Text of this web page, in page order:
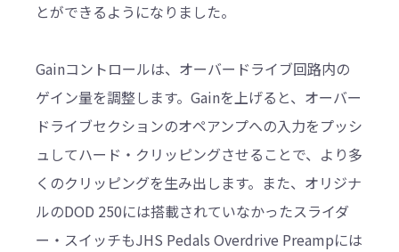
とができるようになりました。
Gainコントロールは、オーバードライブ回路内の
ゲイン量を調整します。Gainを上げると、オーバー
ドライブセクションのオペアンプへの入力をプッシ
ュしてハード・クリッピングさせることで、より多
くのクリッピングを生み出します。また、オリジナ
ルのDOD 250には搭載されていなかったスライダ
ー・スイッチもJHS Pedals Overdrive Preampには